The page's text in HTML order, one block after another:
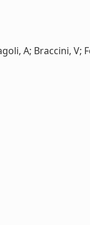
A; Braccini, V;